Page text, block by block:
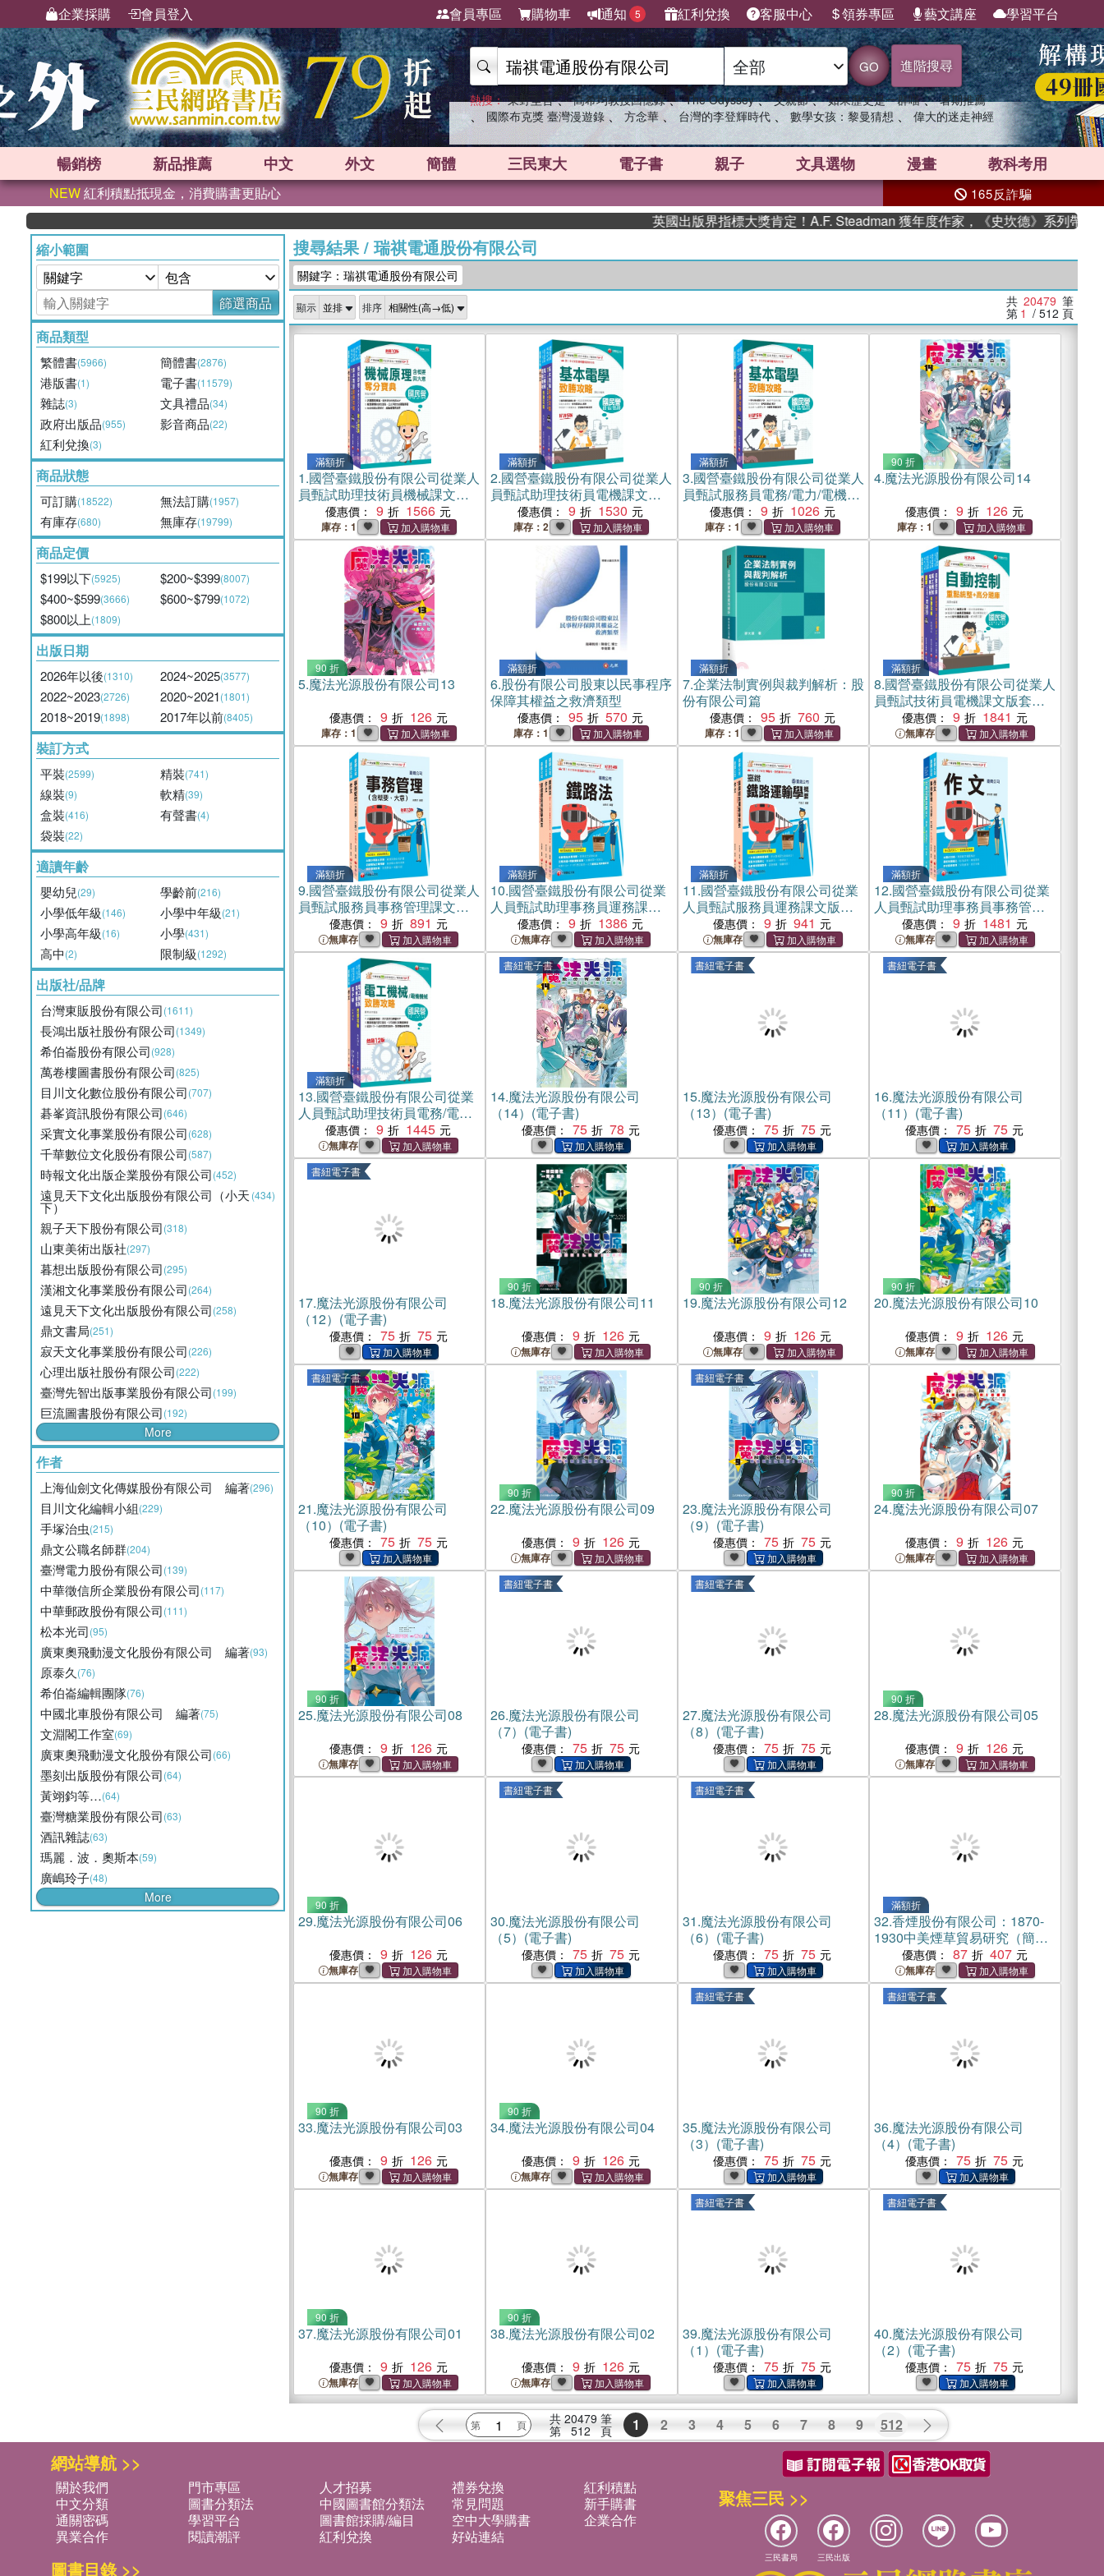
企業採購 會員登入 會員專區 購物車 通知 5 紅利兌換 客服中心 領券專區 藝文講座 學習平台
GO 進階搜尋
熱搜： 東野圭吾 、 高希均教授回憶錄 、 The Odyssey 、 父親節 、 如果歷史是一群喵 、 暑期推薦
、 國際布克獎 臺灣漫遊錄 、 方念華 、 台灣的李登輝時代 、 數學女孩：黎曼猜想 、 偉大的迷走神經
暢銷榜 新品推薦 中文 外文 簡體 三民東大 電子書 親子 文具選物 漫畫 教科考用
NEW紅利積點抵現金，消費購書更貼心 165反詐騙
英國出版界指標大獎肯定！A.F. Steadman 獲年度作家，《史坎德》系列帶你踏上熱血奇
縮小範圍
篩選商品
商品類型
繁體書(5966) 簡體書(2876)
港版書(1) 電子書(11579)
雜誌(3) 文具禮品(34)
政府出版品(955) 影音商品(22)
紅利兌換(3)
商品狀態
可訂購(18522) 無法訂購(1957)
有庫存(680) 無庫存(19799)
商品定價
$199以下(5925) $200~$399(8007)
$400~$599(3666) $600~$799(1072)
$800以上(1809)
出版日期
2026年以後(1310) 2024~2025(3577)
2022~2023(2726) 2020~2021(1801)
2018~2019(1898) 2017年以前(8405)
裝訂方式
平裝(2599) 精裝(741)
線裝(9) 軟精(39)
盒裝(416) 有聲書(4)
袋裝(22)
適讀年齡
嬰幼兒(29) 學齡前(216)
小學低年級(146) 小學中年級(21)
小學高年級(16) 小學(431)
高中(2) 限制級(1292)
出版社/品牌
台灣東販股份有限公司(1611)
長鴻出版社股份有限公司(1349)
希伯崙股份有限公司(928)
萬卷樓圖書股份有限公司(825)
目川文化數位股份有限公司(707)
碁峯資訊股份有限公司(646)
采實文化事業股份有限公司(628)
千華數位文化股份有限公司(587)
時報文化出版企業股份有限公司(452)
遠見天下文化出版股份有限公司（小天
下）
(434)
親子天下股份有限公司(318)
山東美術出版社(297)
暮想出版股份有限公司(295)
漢湘文化事業股份有限公司(264)
遠見天下文化出版股份有限公司(258)
鼎文書局(251)
寂天文化事業股份有限公司(226)
心理出版社股份有限公司(222)
臺灣先智出版事業股份有限公司(199)
巨流圖書股份有限公司(192)
More
作者
上海仙劍文化傳媒股份有限公司 編著(296)
目川文化編輯小組(229)
手塚治虫(215)
鼎文公職名師群(204)
臺灣電力股份有限公司(139)
中華徵信所企業股份有限公司(117)
中華郵政股份有限公司(111)
松本光司(95)
廣東奧飛動漫文化股份有限公司 編著(93)
原泰久 (76)
希伯崙編輯團隊(76)
中國北車股份有限公司 編著(75)
文淵閣工作室(69)
廣東奧飛動漫文化股份有限公司(66)
墨刻出版股份有限公司(64)
黃翊鈞等…(64)
臺灣糖業股份有限公司(63)
酒訊雜誌(63)
瑪麗．波．奧斯本(59)
廣嶋玲子(48)
More
搜尋結果/ 瑞祺電通股份有限公司
關鍵字：瑞祺電通股份有限公司
顯示 排序 共 20479 筆
第 1 / 512 頁
滿額折
1.國營臺鐵股份有限公司從業人
員甄試助理技術員機械課文版
套書（共三冊）
優惠價： 9 1566
庫存：1
滿額折
2.國營臺鐵股份有限公司從業人
員甄試助理技術員電機課文版
套書（三冊）
優惠價： 9 1530
庫存：2
滿額折
3.國營臺鐵股份有限公司從業人
員甄試服務員電務/電力/電機課
文版套書（共二冊）
優惠價： 9 1026
庫存：1
90 折
4.魔法光源股份有限公司14
優惠價： 9 126
庫存：1
90 折
5.魔法光源股份有限公司13
優惠價： 9 126
庫存：1
滿額折
6.股份有限公司股東以民事程序
保障其權益之救濟類型
優惠價： 95 570
庫存：1
滿額折
7.企業法制實例與裁判解析：股
份有限公司篇
優惠價： 95 760
庫存：1
滿額折
8.國營臺鐵股份有限公司從業人
員甄試技術員電機課文版套書
（共四冊）
優惠價： 9 1841
無庫存
滿額折
9.國營臺鐵股份有限公司從業人
員甄試服務員事務管理課文版
套書（共二冊）
優惠價： 9 891
無庫存
滿額折
10.國營臺鐵股份有限公司從業
人員甄試助理事務員運務課文
版套書（共三冊）
優惠價： 9 1386
無庫存
滿額折
11.國營臺鐵股份有限公司從業
人員甄試服務員運務課文版套
書（共二冊）
優惠價： 9 941
無庫存
滿額折
12.國營臺鐵股份有限公司從業
人員甄試助理事務員事務管理
課文版套書（共三冊）
優惠價： 9 1481
無庫存
滿額折
13.國營臺鐵股份有限公司從業
人員甄試助理技術員電務/電力
課文版套書（共三冊）
優惠價： 9 1445
無庫存
書紐電子書
14.魔法光源股份有限公司
（14）(電子書)
優惠價： 75 78
書紐電子書
15.魔法光源股份有限公司
（13）(電子書)
優惠價： 75 75
書紐電子書
16.魔法光源股份有限公司
（11）(電子書)
優惠價： 75 75
書紐電子書
17.魔法光源股份有限公司
（12）(電子書)
優惠價： 75 75
90 折
18.魔法光源股份有限公司11
優惠價： 9 126
無庫存
90 折
19.魔法光源股份有限公司12
優惠價： 9 126
無庫存
90 折
20.魔法光源股份有限公司10
優惠價： 9 126
無庫存
書紐電子書
21.魔法光源股份有限公司
（10）(電子書)
優惠價： 75 75
90 折
22.魔法光源股份有限公司09
優惠價： 9 126
無庫存
書紐電子書
23.魔法光源股份有限公司
（9）(電子書)
優惠價： 75 75
90 折
24.魔法光源股份有限公司07
優惠價： 9 126
無庫存
90 折
25.魔法光源股份有限公司08
優惠價： 9 126
無庫存
書紐電子書
26.魔法光源股份有限公司
（7）(電子書)
優惠價： 75 75
書紐電子書
27.魔法光源股份有限公司
（8）(電子書)
優惠價： 75 75
90 折
28.魔法光源股份有限公司05
優惠價： 9 126
無庫存
90 折
29.魔法光源股份有限公司06
優惠價： 9 126
無庫存
書紐電子書
30.魔法光源股份有限公司
（5）(電子書)
優惠價： 75 75
書紐電子書
31.魔法光源股份有限公司
（6）(電子書)
優惠價： 75 75
滿額折
32.香煙股份有限公司：1870-
1930中美煙草貿易研究（簡體
優惠價： 87 407
無庫存
90 折
33.魔法光源股份有限公司03
優惠價： 9 126
無庫存
90 折
34.魔法光源股份有限公司04
優惠價： 9 126
無庫存
書紐電子書
35.魔法光源股份有限公司
（3）(電子書)
優惠價： 75 75
書紐電子書
36.魔法光源股份有限公司
（4）(電子書)
優惠價： 75 75
90 折
37.魔法光源股份有限公司01
優惠價： 9 126
無庫存
90 折
38.魔法光源股份有限公司02
優惠價： 9 126
無庫存
書紐電子書
39.魔法光源股份有限公司
（1）(電子書)
優惠價： 75 75
書紐電子書
40.魔法光源股份有限公司
（2）(電子書)
優惠價： 75 75
共 20479 筆
第 512 頁 1 2 3 4 5 6 7 8 9 512
網站導航 >>
關於我們 門市專區 人才招募 禮券兌換
紅利積點
中文分類
圖書分類法 中國圖書館分類法 常見問題
新手購書
通關密碼
學習平台 圖書館採購/編目 空中大學購書
企業合作
異業合作
閱讀潮評 紅利兌換 好站連結
圖書目錄 >>
聚焦三民 >>
三民書局 三民出版